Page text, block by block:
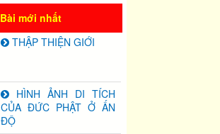
Bài mới nhất
THẬP THIỆN GIỚI
HÌNH ẢNH DI TÍCH
CỦA ĐỨC PHẬT Ở ẤN
ĐỘ